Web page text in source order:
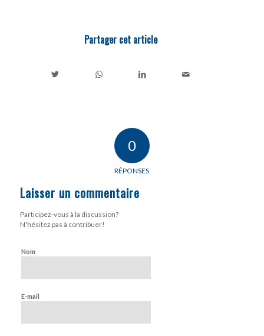
Partager cet article
0
RÉPONSES
Laisser un commentaire
Participez-vous à la discussion?
N'hésitez pas à contribuer!
Nom
E-mail